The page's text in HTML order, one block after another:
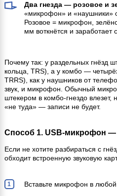
Два гнезда — розовое и
«микрофон» и «наушники»
Розовое = микрофон,
мм воткнётся и заработает
Почему так: у раздельных гнёзд
кольца, TRS), а у комбо —
TRRS), как у наушников от
звук, и микрофон. Обычный
штекером в комбо-гнездо влезет,
«не туда» — записи не будет.
Способ 1. USB-микрофон
Если не хотите разбираться с
обходит встроенную звуковую
Вставьте микрофон в любой